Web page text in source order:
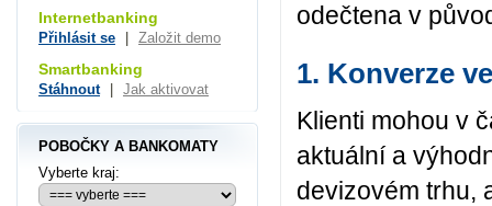
odečtena v
1. Konverze
Klienti mohou v
aktuální a
devizovém trhu,
Internetbanking
Přihlásit se Založit demo
Smartbanking
Stáhnout Jak aktivovat
POBOČKY A BANKOMATY
Vyberte kraj: